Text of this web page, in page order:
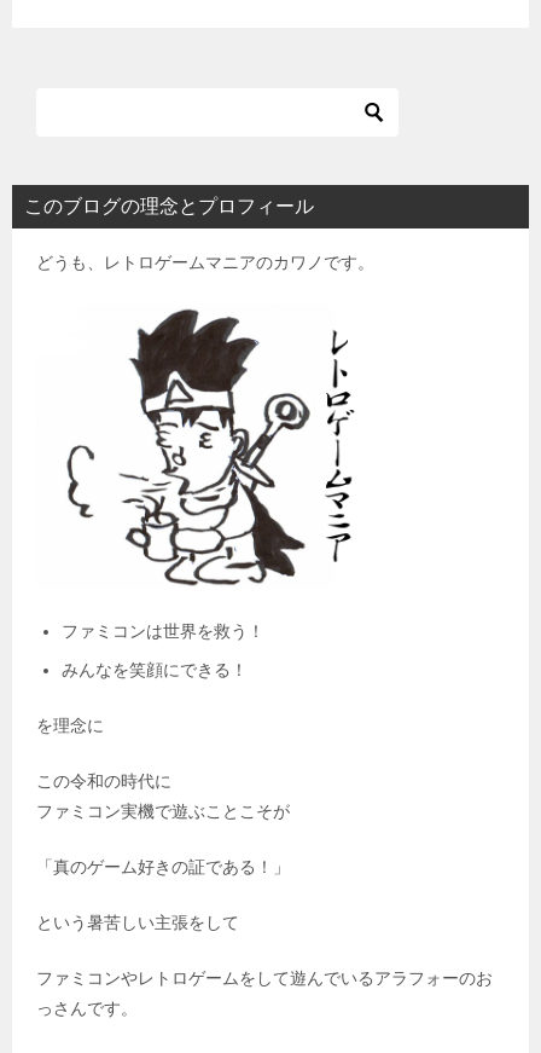
このブログの理念とプロフィール
どうも、レトロゲームマニアのカワノです。
ファミコンは世界を救う！
みんなを笑顔にできる！
を理念に
この令和の時代に
ファミコン実機で遊ぶことこそが
「真のゲーム好きの証である！」
という暑苦しい主張をして
ファミコンやレトロゲームをして遊んでいるアラフォーのお
っさんです。